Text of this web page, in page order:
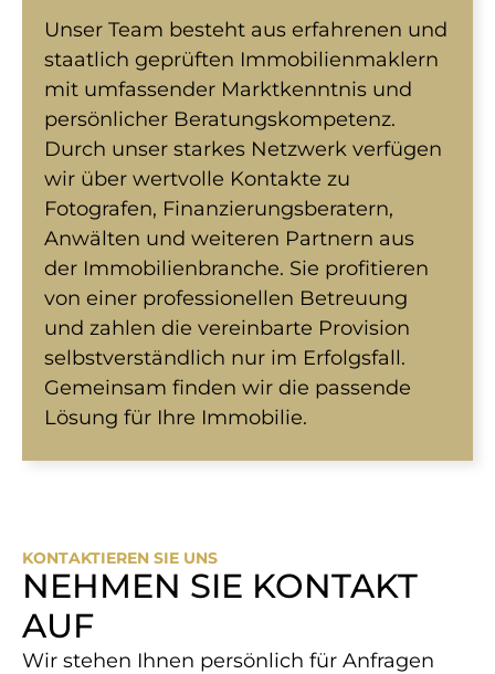
Unser Team besteht aus erfahrenen und
staatlich geprüften Immobilienmaklern
mit umfassender Marktkenntnis und
persönlicher Beratungskompetenz.
Durch unser starkes Netzwerk verfügen
wir über wertvolle Kontakte zu
Fotografen, Finanzierungsberatern,
Anwälten und weiteren Partnern aus
der Immobilienbranche. Sie profitieren
von einer professionellen Betreuung
und zahlen die vereinbarte Provision
selbstverständlich nur im Erfolgsfall.
Gemeinsam finden wir die passende
Lösung für Ihre Immobilie.
KONTAKTIEREN SIE UNS
NEHMEN SIE KONTAKT
AUF
Wir stehen Ihnen persönlich für Anfragen